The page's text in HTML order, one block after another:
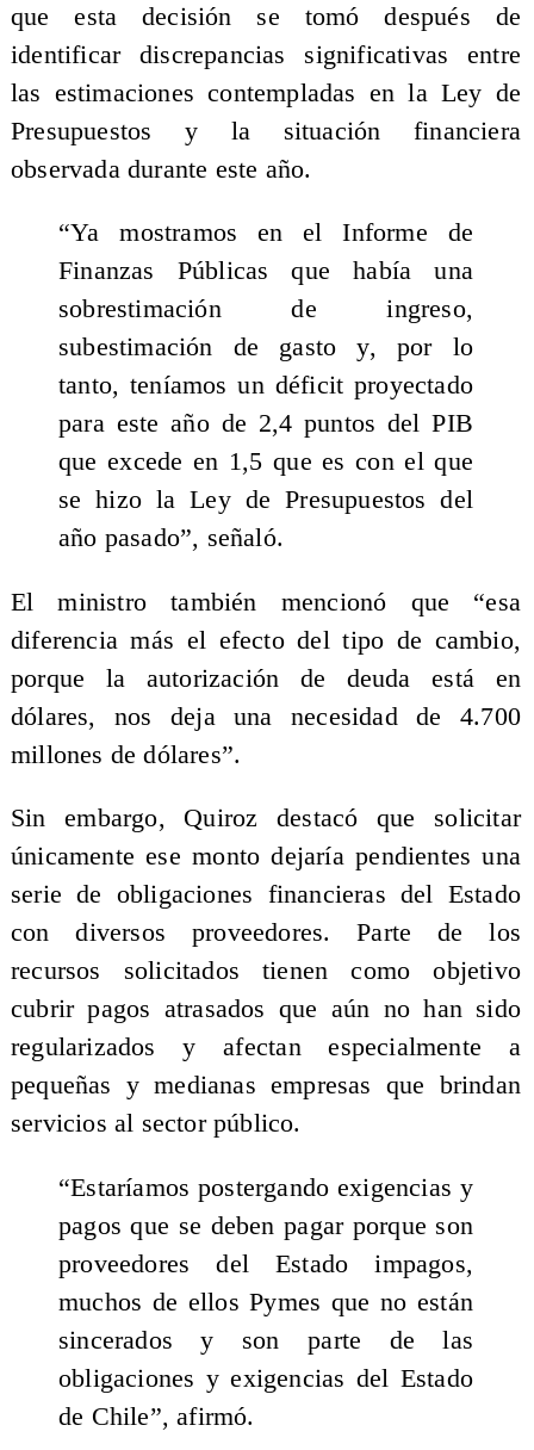
que esta decisión se tomó después de
identificar discrepancias significativas entre
las estimaciones contempladas en la Ley de
Presupuestos y la situación financiera
observada durante este año.
“Ya mostramos en el Informe de
Finanzas Públicas que había una
sobrestimación de ingreso,
subestimación de gasto y, por lo
tanto, teníamos un déficit proyectado
para este año de 2,4 puntos del PIB
que excede en 1,5 que es con el que
se hizo la Ley de Presupuestos del
año pasado”, señaló.
El ministro también mencionó que “esa
diferencia más el efecto del tipo de cambio,
porque la autorización de deuda está en
dólares, nos deja una necesidad de 4.700
millones de dólares”.
Sin embargo, Quiroz destacó que solicitar
únicamente ese monto dejaría pendientes una
serie de obligaciones financieras del Estado
con diversos proveedores. Parte de los
recursos solicitados tienen como objetivo
cubrir pagos atrasados que aún no han sido
regularizados y afectan especialmente a
pequeñas y medianas empresas que brindan
servicios al sector público.
“Estaríamos postergando exigencias y
pagos que se deben pagar porque son
proveedores del Estado impagos,
muchos de ellos Pymes que no están
sincerados y son parte de las
obligaciones y exigencias del Estado
de Chile”, afirmó.